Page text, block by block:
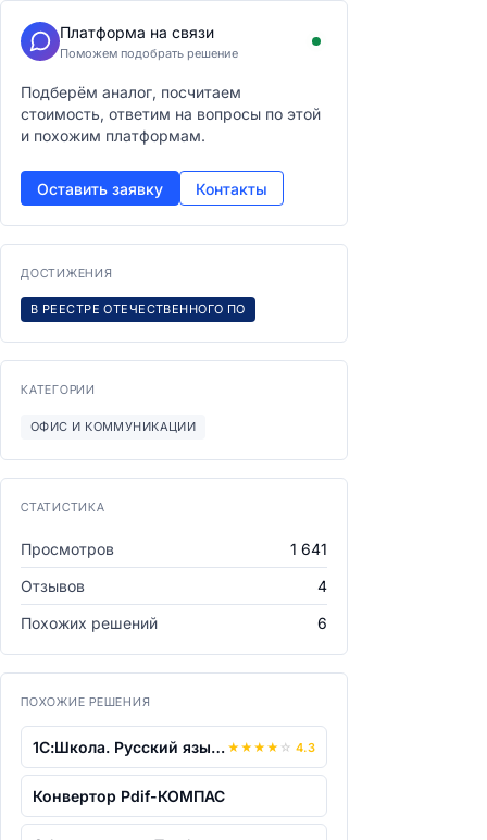
Платформа на связи
Поможем подобрать решение
Подберём аналог, посчитаем
стоимость, ответим на вопросы по этой
и похожим платформам.
Оставить заявку Контакты
ДОСТИЖЕНИЯ
В РЕЕСТРЕ ОТЕЧЕСТВЕННОГО ПО
КАТЕГОРИИ
ОФИС И КОММУНИКАЦИИ
СТАТИСТИКА
Просмотров
1 641
Отзывов
4
Похожих решений
6
ПОХОЖИЕ РЕШЕНИЯ
1С:Школа. Русский язык, литература, м... ★ ★ ★ ★ ☆ 4.3
Конвертор Pdif-КОМПАС